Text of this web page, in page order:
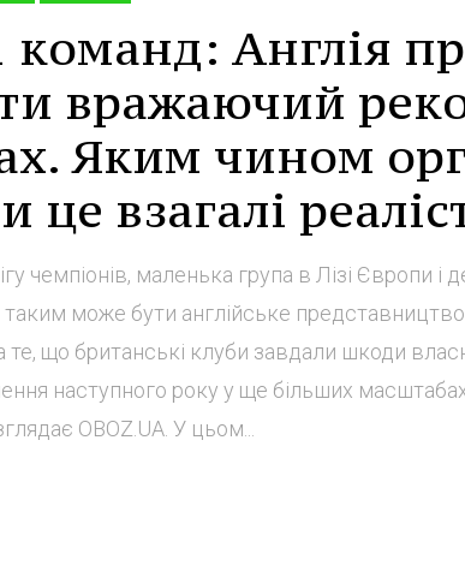
команд: Англія
вражаючий
Яким чином
це взагалі
чемпіонів, маленька група в Лізі Європи
таким може бути англійське
що британські клуби завдали шкоди
наступного року у ще більших
OBOZ.UA. У цьом...